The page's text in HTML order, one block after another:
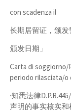
con scadenza il
长期居留证，颁发
颁发日期」
Carta di soggiorno/
periodo rilasciata/o
·知悉法律
声明的事实核实